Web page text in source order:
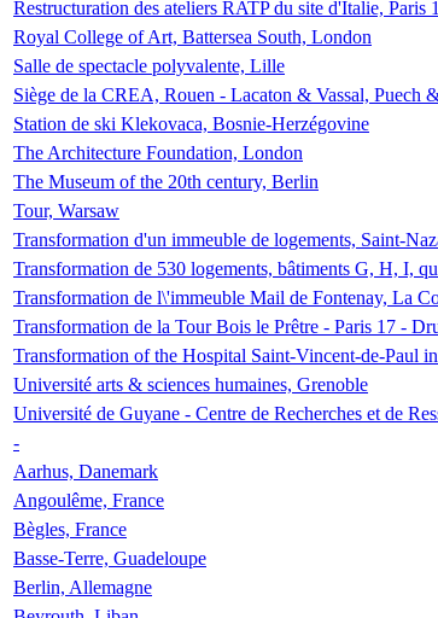
Restructuration des ateliers RATP du site d'Italie, Paris
Royal College of Art, Battersea South, London
Salle de spectacle polyvalente, Lille
Siège de la CREA, Rouen - Lacaton & Vassal, Puech
Station de ski Klekovaca, Bosnie-Herzégovine
The Architecture Foundation, London
The Museum of the 20th century, Berlin
Tour, Warsaw
Transformation d'un immeuble de logements, Saint-
Transformation de 530 logements, bâtiments G, H, I,
Transformation de l\'immeuble Mail de Fontenay, La
Transformation de la Tour Bois le Prêtre - Paris 17 -
Transformation of the Hospital Saint-Vincent-de-Paul
Université arts & sciences humaines, Grenoble
Université de Guyane - Centre de Recherches et de
-
Aarhus, Danemark
Angoulême, France
Bègles, France
Basse-Terre, Guadeloupe
Berlin, Allemagne